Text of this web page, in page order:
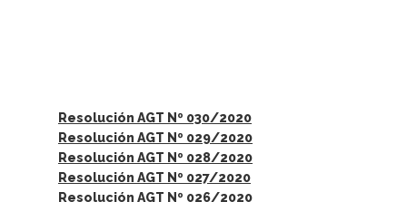
Resolución AGT Nº 030/2020
Resolución AGT Nº 029/2020
Resolución AGT Nº 028/2020
Resolución AGT Nº 027/2020
Resolución AGT Nº 026/2020